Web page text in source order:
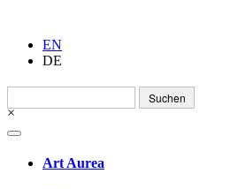
EN
DE
Suchen
nach:
×
Art Aurea